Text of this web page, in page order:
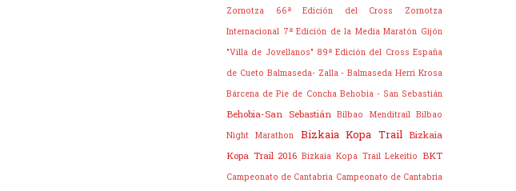
Zornotza 66ª Edición del Cross Zornotza
Internacional 7ª Edición de la Media Maratón Gijón
"Villa de Jovellanos" 89ª Edición del Cross España
de Cueto Balmaseda- Zalla - Balmaseda Herri Krosa
Bárcena de Pie de Concha Behobia - San Sebastián
Behobia-San Sebastián Bilbao Menditrail Bilbao
Night Marathon Bizkaia Kopa Trail Bizkaia
Kopa Trail 2016Bizkaia Kopa Trail Lekeitio BKT
Campeonato de Cantabria Campeonato de Cantabria